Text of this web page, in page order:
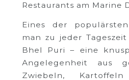
Restaurants am Marine
Eines der
man zu jeder
Bhel Puri – eine
Angelegenheit aus
Zwiebeln,